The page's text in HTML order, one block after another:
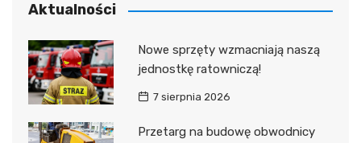
Aktualności
Nowe sprzęty wzmacniają naszą
jednostkę ratowniczą!
7 sierpnia 2026
Przetarg na budowę obwodnicy